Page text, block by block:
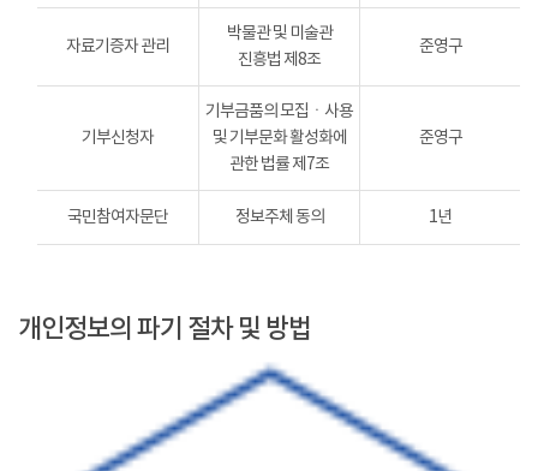
자료기증자 관리
박물관 및 미술관
진흥법 제8조
준영구
기부신청자
기부금품의 모집ㆍ사용
및 기부문화 활성화에
관한 법률 제7조
준영구
국민참여자문단 정보주체 동의 1년
개인정보의 파기 절차 및 방법